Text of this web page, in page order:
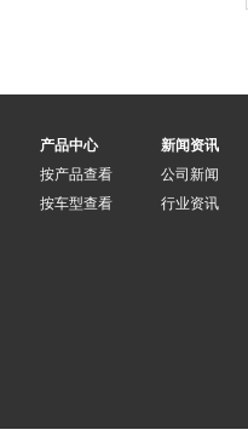
产品中心
按产品查看
按车型查看
新闻资讯
公司新闻
行业资讯